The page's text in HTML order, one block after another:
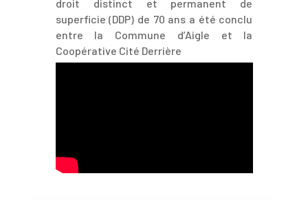
droit distinct et permanent de
superficie (DDP) de 70 ans a été conclu
entre la Commune d’Aigle et la
Coopérative Cité Derrière